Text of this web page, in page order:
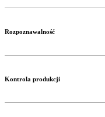
Rozpoznawalność
Kontrola produkcji